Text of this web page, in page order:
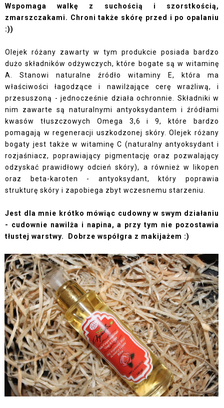
Wspomaga walkę z suchością i szorstkością,
zmarszczakami. Chroni także skórę przed i po opalaniu
:))
Olejek różany zawarty w tym produkcie posiada bardzo
dużo składników odżywczych, które bogate są w witaminę
A. Stanowi naturalne źródło witaminy E, która ma
właściwości łagodzące i nawilżające cerę wrażliwą, i
przesuszoną - jednocześnie działa ochronnie. Składniki w
nim zawarte są naturalnymi antyoksydantem i źródłami
kwasów tłuszczowych Omega 3,6 i 9, które bardzo
pomagają w regeneracji uszkodzonej skóry. Olejek różany
bogaty jest także w witaminę C (naturalny antyoksydant i
rozjaśniacz, poprawiający pigmentację oraz pozwalający
odzyskać prawidłowy odcień skóry), a również w likopen
oraz beta-karoten - antyoksydant, który poprawia
strukturę skóry i zapobiega zbyt wczesnemu starzeniu.
Jest dla mnie krótko mówiąc cudowny w swym działaniu
- cudownie nawilża i napina, a przy tym nie pozostawia
tłustej warstwy. Dobrze współgra z makijażem :)